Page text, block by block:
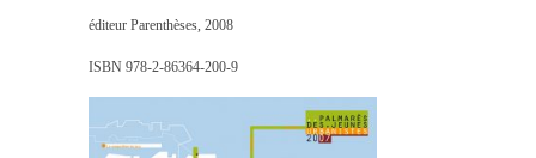
éditeur Parenthèses, 2008
ISBN 978-2-86364-200-9